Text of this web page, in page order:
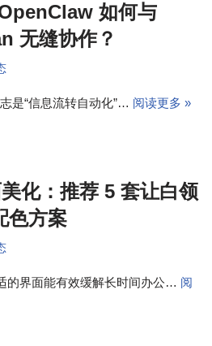
如何与
无缝协作？
是“信息流转自动化”… 阅读更多 »
化：推荐 5 套让白领
色方案
的界面能有效缓解长时间办公… 阅